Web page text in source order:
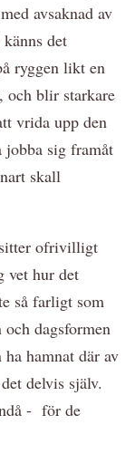
avsaknad av
det
ryggen likt en
och blir starkare
vrida upp den
jobba sig framåt
skall
ofrivilligt
vet hur det
så farligt som
dagsformen
hamnat där av
delvis själv.
- för de